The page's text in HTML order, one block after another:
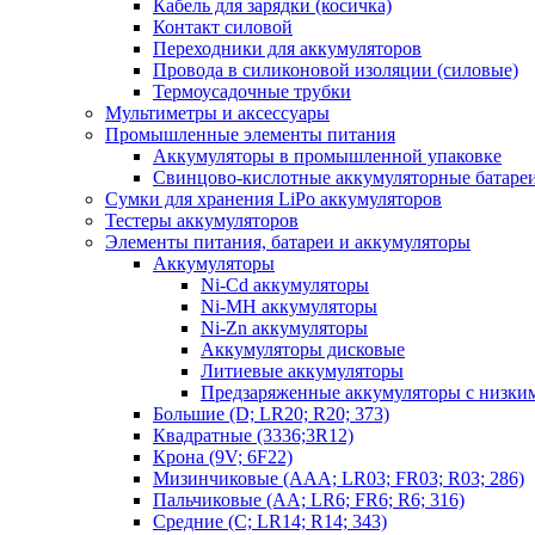
Кабель для зарядки (косичка)
Контакт силовой
Переходники для аккумуляторов
Провода в силиконовой изоляции (силовые)
Термоусадочные трубки
Мультиметры и аксессуары
Промышленные элементы питания
Аккумуляторы в промышленной упаковке
Свинцово-кислотные аккумуляторные
Сумки для хранения LiPo аккумуляторов
Тестеры аккумуляторов
Элементы питания, батареи и аккумуляторы
Аккумуляторы
Ni-Cd аккумуляторы
Ni-MH аккумуляторы
Ni-Zn аккумуляторы
Аккумуляторы дисковые
Литиевые аккумуляторы
Предзаряженные аккумуляторы с
Большие (D; LR20; R20; 373)
Квадратные (3336;3R12)
Крона (9V; 6F22)
Мизинчиковые (AAA; LR03; FR03; R03; 286)
Пальчиковые (AA; LR6; FR6; R6; 316)
Средние (C; LR14; R14; 343)